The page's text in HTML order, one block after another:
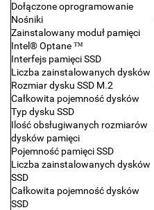
Dołączone oprogramowanie
Nośniki
Zainstalowany moduł pamięci
Intel® Optane ™
Interfejs pamięci SSD
Liczba zainstalowanych dysków
Rozmiar dysku SSD M.2
Całkowita pojemność dysków
Typ dysku SSD
Ilość obsługiwanych rozmiarów
dysków pamięci
Pojemność pamięci SSD
Liczba zainstalowanych dysków
SSD
Całkowita pojemność dysków
SSD